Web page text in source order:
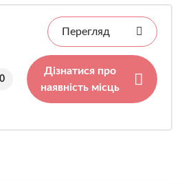
0
Перегляд
Дізнатися про
наявність місць